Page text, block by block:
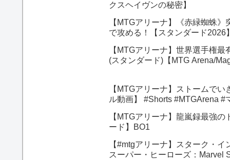
クスヘイヴンの秘密】
【MTGアリーナ】《赤緑蜘蛛
で攻める！【スタンダード2026
【MTGアリーナ】世界選手権
(スタンダード)【MTG Arena/
【MTGアリーナ】ストームで
ル動画】 #Shorts #MTGArena
【MTGアリーナ】龍嵐録最強
ード】BO1
【#mtgアリーナ】スターク・
スーパー・ヒーローズ：Marvel